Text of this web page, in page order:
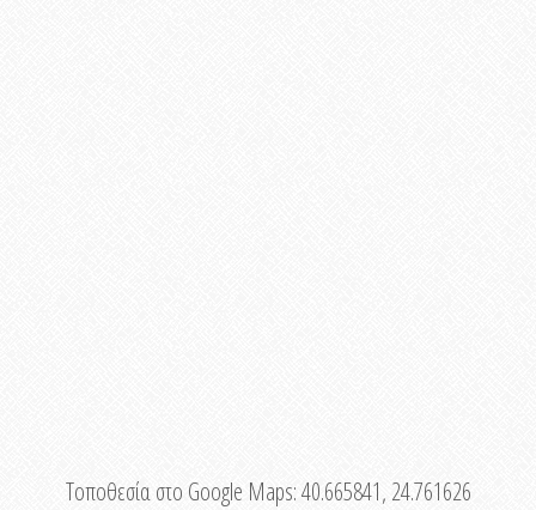
Τοποθεσία στο Google Maps:40.665841, 24.761626